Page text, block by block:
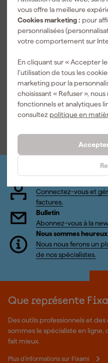
vous offre la meilleure
Cookies marketing : pour
personnalisées
votre comportement sur
En cliquant sur « Accepter
l’utilisation de tous les
marketing pour la
choisissant « Refuser »,
fonctionnels et analytiques
consultez politique en
PrimaCover
900040 voile
de protection
perméable à
la vapeur - 25
Livré demain
53,44
Connectez-vous et
factures.
Bulletin
Abonnez-vous à la
Nous sommes
Nous nous ferons un
de nos spécialistes.
Que représente
Des outils professionnels et
sommes le spécialiste en
fait mieux.
Plus d'informations sur Fixami